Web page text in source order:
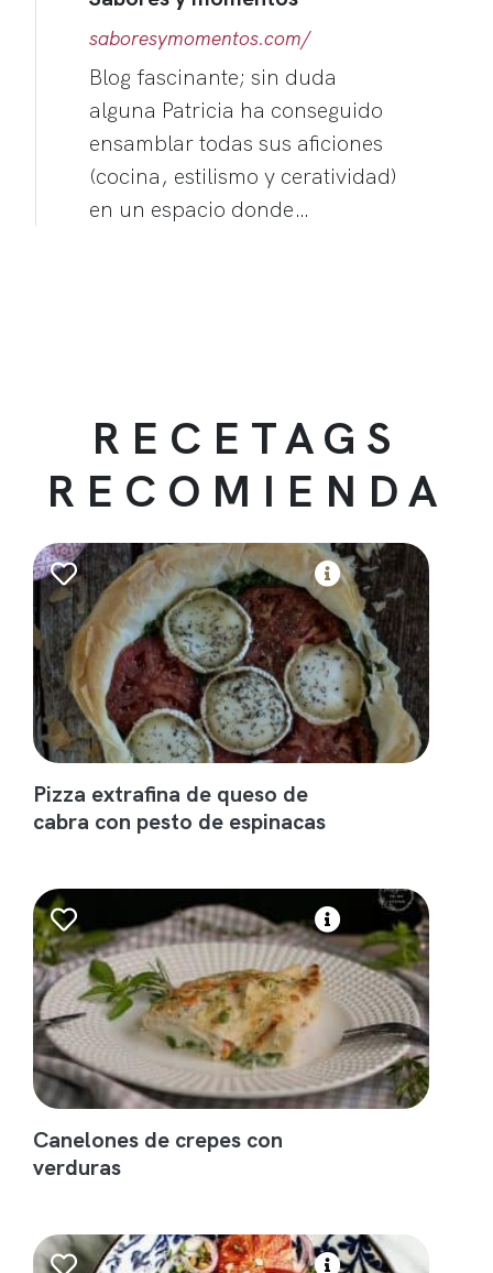
saboresymomentos.com/
Blog fascinante; sin duda
alguna Patricia ha conseguido
ensamblar todas sus aficiones
(cocina, estilismo y ceratividad)
en un espacio donde…
RECETAGS
RECOMIENDA
Pizza extrafina de queso de
cabra con pesto de espinacas
Canelones de crepes con
verduras